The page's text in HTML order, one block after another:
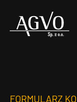
Header
FORMULARZ